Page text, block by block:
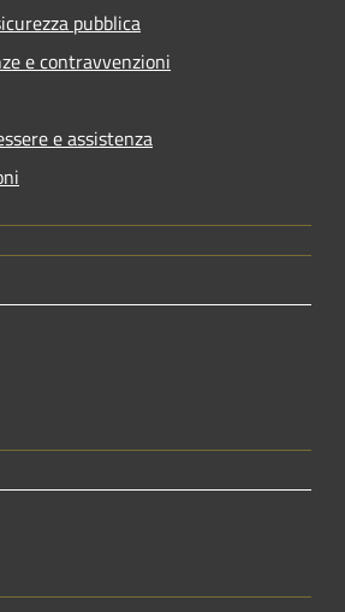
pubblica
e contravvenzioni
e assistenza